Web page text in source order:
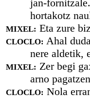
jan-
hortakotz
MIXEL: Eta zure
CLOCLO: Ahal
nere aldetik,
MIXEL: Zer begi
arno
CLOCLO: Nola